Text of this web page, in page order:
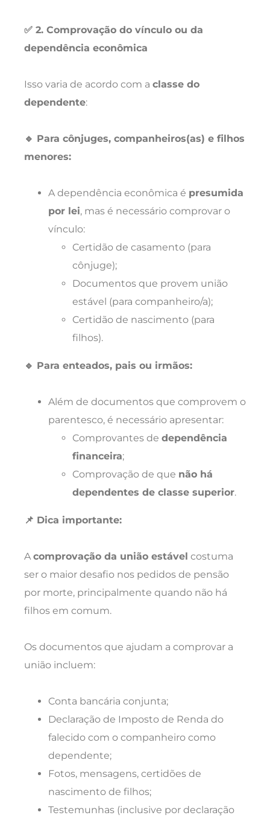
✅ 2. Comprovação do vínculo ou da
dependência econômica
Isso varia de acordo com a classe do
dependente:
🔹 Para cônjuges, companheiros(as) e filhos
menores:
A dependência econômica é presumida
por lei, mas é necessário comprovar o
vínculo:
Certidão de casamento (para
cônjuge);
Documentos que provem união
estável (para companheiro/a);
Certidão de nascimento (para
filhos).
🔹 Para enteados, pais ou irmãos:
Além de documentos que comprovem o
parentesco, é necessário apresentar:
Comprovantes de dependência
financeira;
Comprovação de que não há
dependentes de classe superior.
📌 Dica importante:
A comprovação da união estável costuma
ser o maior desafio nos pedidos de pensão
por morte, principalmente quando não há
filhos em comum.
Os documentos que ajudam a comprovar a
união incluem:
Conta bancária conjunta;
Declaração de Imposto de Renda do
falecido com o companheiro como
dependente;
Fotos, mensagens, certidões de
nascimento de filhos;
Testemunhas (inclusive por declaração